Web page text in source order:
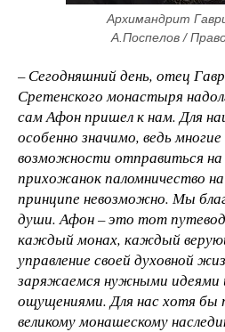
Архимандрит
А.Поспелов /
– Сегодняшний день, отец
Сретенского монастыря
сам Афон пришел к нам. Для
особенно значимо, ведь
возможности отправиться на
прихожанок паломничество
принципе невозможно. Мы
души. Афон – это тот
каждый монах, каждый
управление своей духовной
заряжаемся нужными идеями
ощущениями. Для нас хотя бы
великому монашескому